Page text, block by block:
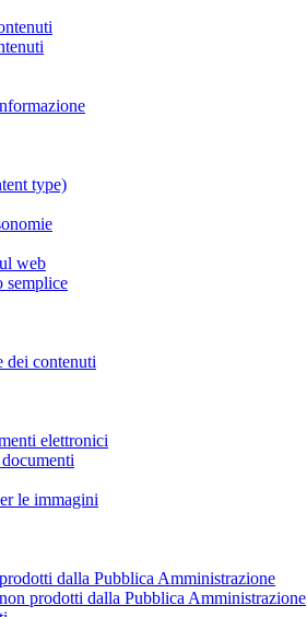
type)
web
semplice
dei contenuti
elettronici
le immagini
dalla Pubblica Amministrazione
prodotti dalla Pubblica Amministrazione